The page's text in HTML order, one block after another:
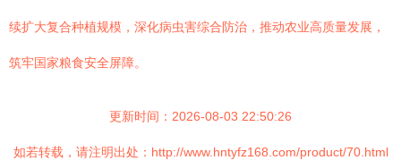
续扩大复合种植规模，深化病虫害综合防治，推动农业高质量发展，
筑牢国家粮食安全屏障。
更新时间：2026-08-03 22:50:26
如若转载，请注明出处：http://www.hntyfz168.com/product/70.html